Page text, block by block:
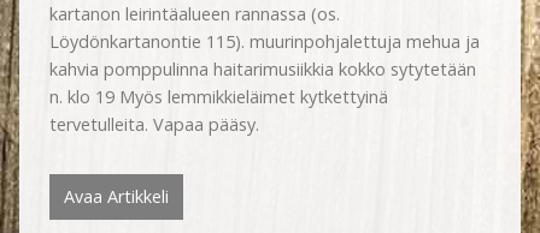
kartanon leirintäalueen rannassa (os.
Löydönkartanontie 115). muurinpohjalettuja mehua ja
kahvia pomppulinna haitarimusiikkia kokko sytytetään
n. klo 19 Myös lemmikkieläimet kytkettyinä
tervetulleita. Vapaa pääsy.
Avaa Artikkeli